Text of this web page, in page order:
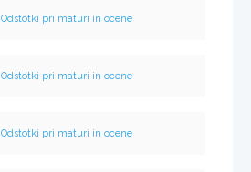
Odstotki pri maturi in ocene
Odstotki pri maturi in ocene
Odstotki pri maturi in ocene